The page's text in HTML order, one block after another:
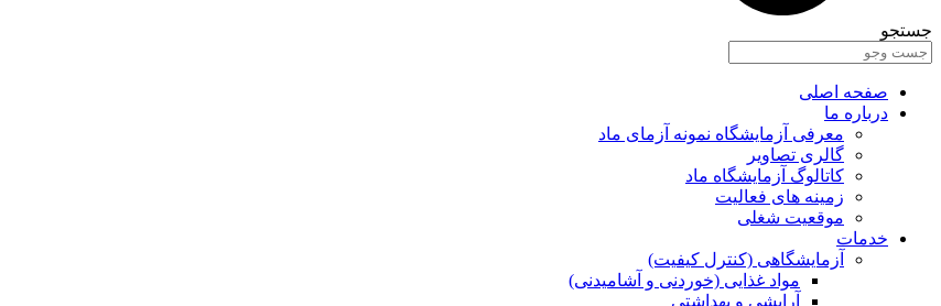
جستجو
صفحه اصلی
درباره ما
معرفی آزمایشگاه نمونه آزمای ماد
گالری تصاویر
کاتالوگ آزمایشگاه ماد
زمینه های فعالیت
موقعیت شغلی
خدمات
آزمایشگاهی (کنترل کیفیت)
مواد غذایی (خوردنی و آشامیدنی)
آرایشی و بهداشتی